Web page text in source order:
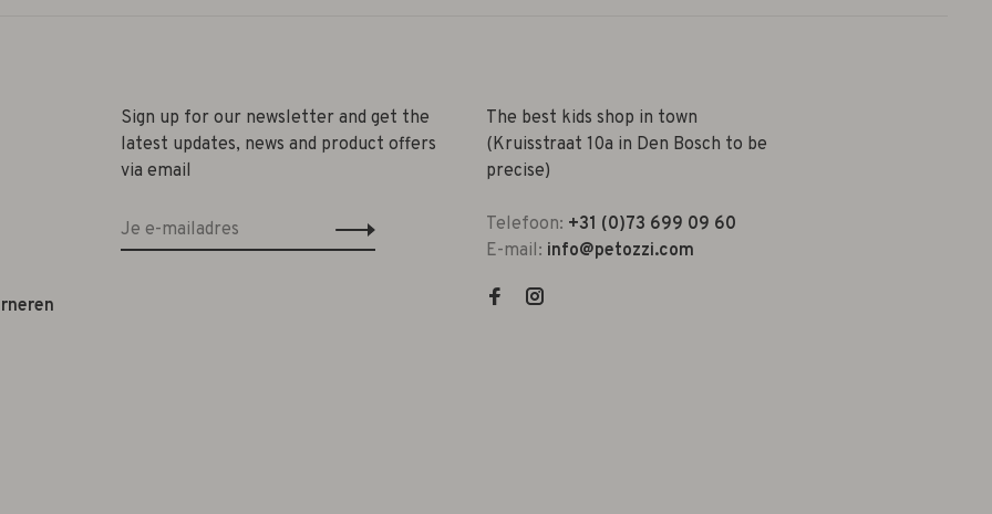
Sign up for our newsletter and get the
latest updates, news and product offers
via email
The best kids shop in town
(Kruisstraat 10a in Den Bosch to be
precise)
Telefoon: +31 (0)73 699 09 60
E-mail: info@petozzi.com